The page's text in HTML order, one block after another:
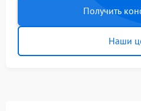
Получить
Наши